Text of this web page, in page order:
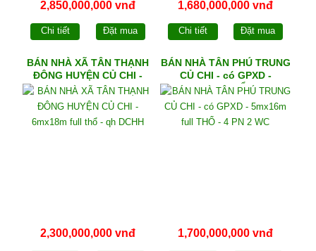
2,850,000,000 vnđ
Chi tiết Đặt mua
1,680,000,000 vnđ
Chi tiết Đặt mua
BÁN NHÀ XÃ TÂN THẠNH
ĐÔNG HUYỆN CỦ CHI -
6mx18m full thổ - qh DCHH
2,300,000,000 vnđ
BÁN NHÀ TÂN PHÚ TRUNG
CỦ CHI - có GPXD -
5mx16m full THỔ - 4 PN 2
WC
1,700,000,000 vnđ